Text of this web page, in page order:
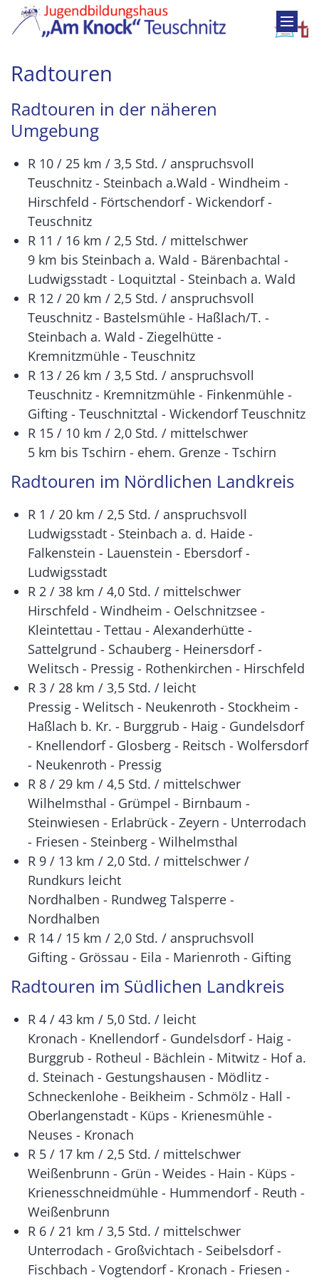
Zum Inhalt springen
Radtouren
Radtouren in der näheren
Umgebung
R 10 / 25 km / 3,5 Std. / anspruchsvoll
Teuschnitz - Steinbach a.Wald - Windheim -
Hirschfeld - Förtschendorf - Wickendorf -
Teuschnitz
R 11 / 16 km / 2,5 Std. / mittelschwer
9 km bis Steinbach a. Wald - Bärenbachtal -
Ludwigsstadt - Loquitztal - Steinbach a. Wald
R 12 / 20 km / 2,5 Std. / anspruchsvoll
Teuschnitz - Bastelsmühle - Haßlach/T. -
Steinbach a. Wald - Ziegelhütte -
Kremnitzmühle - Teuschnitz
R 13 / 26 km / 3,5 Std. / anspruchsvoll
Teuschnitz - Kremnitzmühle - Finkenmühle -
Gifting - Teuschnitztal - Wickendorf Teuschnitz
R 15 / 10 km / 2,0 Std. / mittelschwer
5 km bis Tschirn - ehem. Grenze - Tschirn
Radtouren im Nördlichen Landkreis
R 1 / 20 km / 2,5 Std. / anspruchsvoll
Ludwigsstadt - Steinbach a. d. Haide -
Falkenstein - Lauenstein - Ebersdorf -
Ludwigsstadt
R 2 / 38 km / 4,0 Std. / mittelschwer
Hirschfeld - Windheim - Oelschnitzsee -
Kleintettau - Tettau - Alexanderhütte -
Sattelgrund - Schauberg - Heinersdorf -
Welitsch - Pressig - Rothenkirchen - Hirschfeld
R 3 / 28 km / 3,5 Std. / leicht
Pressig - Welitsch - Neukenroth - Stockheim -
Haßlach b. Kr. - Burggrub - Haig - Gundelsdorf
- Knellendorf - Glosberg - Reitsch - Wolfersdorf
- Neukenroth - Pressig
R 8 / 29 km / 4,5 Std. / mittelschwer
Wilhelmsthal - Grümpel - Birnbaum -
Steinwiesen - Erlabrück - Zeyern - Unterrodach
- Friesen - Steinberg - Wilhelmsthal
R 9 / 13 km / 2,0 Std. / mittelschwer /
Rundkurs leicht
Nordhalben - Rundweg Talsperre -
Nordhalben
R 14 / 15 km / 2,0 Std. / anspruchsvoll
Gifting - Grössau - Eila - Marienroth - Gifting
Radtouren im Südlichen Landkreis
R 4 / 43 km / 5,0 Std. / leicht
Kronach - Knellendorf - Gundelsdorf - Haig -
Burggrub - Rotheul - Bächlein - Mitwitz - Hof a.
d. Steinach - Gestungshausen - Mödlitz -
Schneckenlohe - Beikheim - Schmölz - Hall -
Oberlangenstadt - Küps - Krienesmühle -
Neuses - Kronach
R 5 / 17 km / 2,5 Std. / mittelschwer
Weißenbrunn - Grün - Weides - Hain - Küps -
Krienesschneidmühle - Hummendorf - Reuth -
Weißenbrunn
R 6 / 21 km / 3,5 Std. / mittelschwer
Unterrodach - Großvichtach - Seibelsdorf -
Fischbach - Vogtendorf - Kronach - Friesen -